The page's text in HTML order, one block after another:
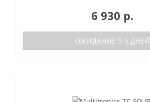
6 930 р.
ОЖИДАНИЕ 3-5 ДНЕЙ